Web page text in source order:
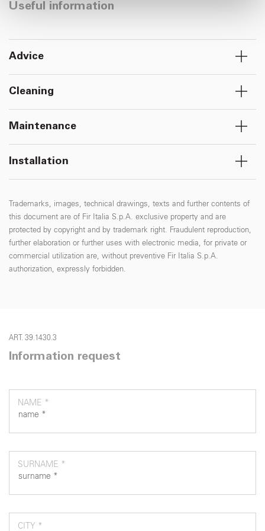
pubblicità e social media, i quali potrebbero combinarle
Useful information
Advice
Cleaning
Maintenance
Installation
Trademarks, images, technical drawings, texts and further contents of
this document are of Fir Italia S.p.A. exclusive property and are
protected by copyright and by trademark right. Fraudulent reproduction,
further elaboration or further uses with electronic media, for private or
commercial utilization are, without preventive Fir Italia S.p.A.
authorization, expressly forbidden.
ART. 39.1430.3
Information request
NAME *
SURNAME *
CITY *